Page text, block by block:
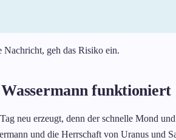
geh das Risiko ein.
funktioniert
neu erzeugt, denn der schnelle Mond
und die Herrschaft von Uranus